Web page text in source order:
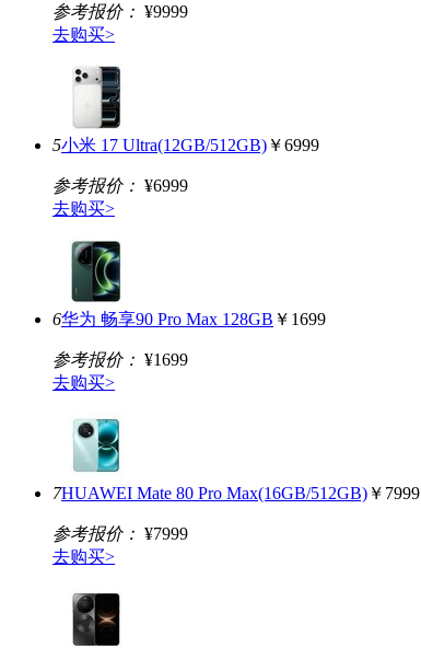
参考报价： ¥9999
去购买>
5小米 17 Ultra(12GB/512GB) ￥6999
参考报价： ¥6999
去购买>
6华为 畅享90 Pro Max 128GB ￥1699
参考报价： ¥1699
去购买>
7HUAWEI Mate 80 Pro Max(16GB/512GB) ￥7999
参考报价： ¥7999
去购买>